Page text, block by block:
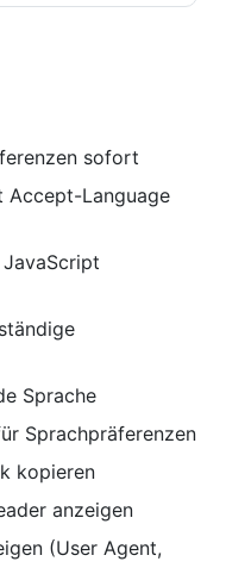
sofort
Accept-Language
Sprache
Sprachpräferenzen
kopieren
anzeigen
(User Agent,